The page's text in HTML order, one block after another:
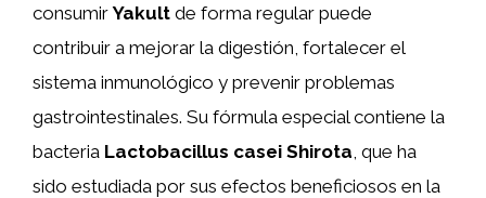
consumirYakult de forma regular puede
contribuir a mejorar la digestión, fortalecer el
sistema inmunológico y prevenir problemas
gastrointestinales. Su fórmula especial contiene la
bacteria Lactobacillus casei Shirota , que ha
sido estudiada por sus efectos beneficiosos en la